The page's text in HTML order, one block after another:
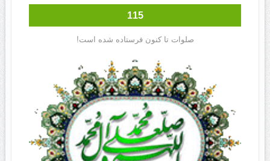
115
صلوات تا کنون فرستاده شده است!